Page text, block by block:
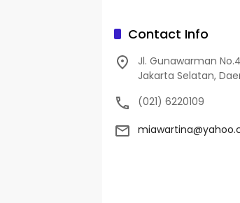
Contact Info
Jl. Gunawarman
Jakarta Selatan,
(021) 6220109